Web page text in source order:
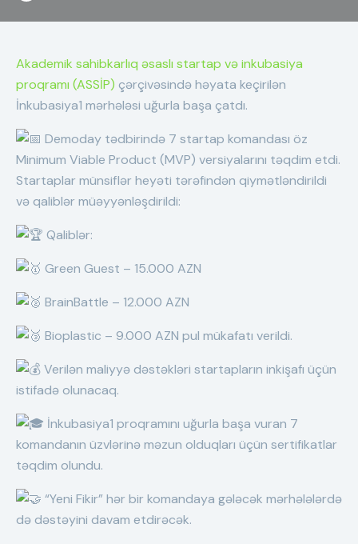
Akademik sahibkarlıq əsaslı startap və inkubasiya
proqramı (ASSİP) çərçivəsində həyata keçirilən
İnkubasiya1 mərhələsi uğurla başa çatdı.
Demoday tədbirində 7 startap komandası öz
Minimum Viable Product (MVP) versiyalarını təqdim etdi.
Startaplar münsiflər heyəti tərəfindən qiymətləndirildi
və qaliblər müəyyənləşdirildi:
Qaliblər:
Green Guest – 15.000 AZN
BrainBattle – 12.000 AZN
Bioplastic – 9.000 AZN pul mükafatı verildi.
Verilən maliyyə dəstəkləri startapların inkişafı üçün
istifadə olunacaq.
İnkubasiya1 proqramını uğurla başa vuran 7
komandanın üzvlərinə məzun olduqları üçün sertifikatlar
təqdim olundu.
“Yeni Fikir” hər bir komandaya gələcək mərhələlərdə
də dəstəyini davam etdirəcək.